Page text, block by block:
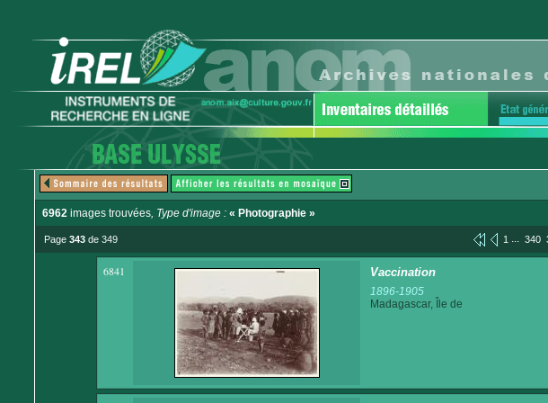
6962 images trouvées, Type d'image : « Photographie »
Page 343 de 349 1 ... 340
6841 Vaccination
1896-1905
Madagascar, Île de